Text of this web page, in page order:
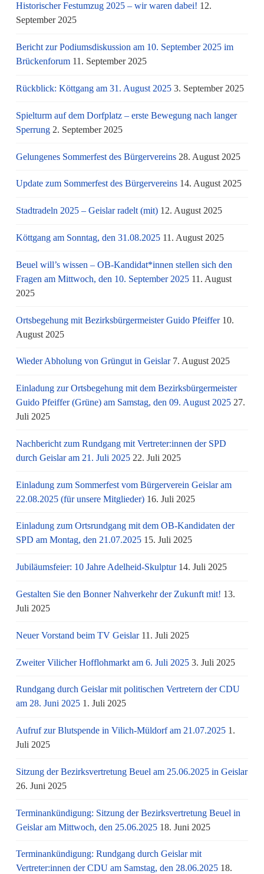
Historischer Festumzug 2025 – wir waren dabei! 12.
September 2025
Bericht zur Podiumsdiskussion am 10. September 2025 im
Brückenforum 11. September 2025
Rückblick: Köttgang am 31. August 2025 3. September 2025
Spielturm auf dem Dorfplatz – erste Bewegung nach langer
Sperrung 2. September 2025
Gelungenes Sommerfest des Bürgervereins 28. August 2025
Update zum Sommerfest des Bürgervereins 14. August 2025
Stadtradeln 2025 – Geislar radelt (mit) 12. August 2025
Köttgang am Sonntag, den 31.08.2025 11. August 2025
Beuel will’s wissen – OB-Kandidat*innen stellen sich den
Fragen am Mittwoch, den 10. September 2025 11. August
2025
Ortsbegehung mit Bezirksbürgermeister Guido Pfeiffer 10.
August 2025
Wieder Abholung von Grüngut in Geislar 7. August 2025
Einladung zur Ortsbegehung mit dem Bezirksbürgermeister
Guido Pfeiffer (Grüne) am Samstag, den 09. August 2025 27.
Juli 2025
Nachbericht zum Rundgang mit Vertreter:innen der SPD
durch Geislar am 21. Juli 2025 22. Juli 2025
Einladung zum Sommerfest vom Bürgerverein Geislar am
22.08.2025 (für unsere Mitglieder) 16. Juli 2025
Einladung zum Ortsrundgang mit dem OB-Kandidaten der
SPD am Montag, den 21.07.2025 15. Juli 2025
Jubiläumsfeier: 10 Jahre Adelheid-Skulptur 14. Juli 2025
Gestalten Sie den Bonner Nahverkehr der Zukunft mit! 13.
Juli 2025
Neuer Vorstand beim TV Geislar 11. Juli 2025
Zweiter Vilicher Hofflohmarkt am 6. Juli 2025 3. Juli 2025
Rundgang durch Geislar mit politischen Vertretern der CDU
am 28. Juni 2025 1. Juli 2025
Aufruf zur Blutspende in Vilich-Müldorf am 21.07.2025 1.
Juli 2025
Sitzung der Bezirksvertretung Beuel am 25.06.2025 in Geislar
26. Juni 2025
Terminankündigung: Sitzung der Bezirksvertretung Beuel in
Geislar am Mittwoch, den 25.06.2025 18. Juni 2025
Terminankündigung: Rundgang durch Geislar mit
Vertreter:innen der CDU am Samstag, den 28.06.2025 18.